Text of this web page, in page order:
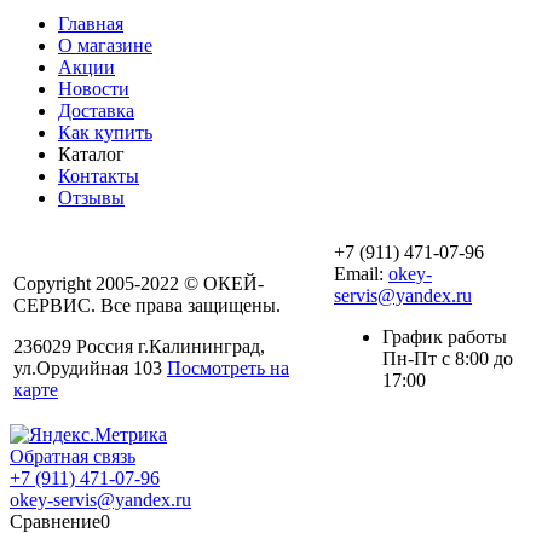
Главная
О магазине
Акции
Новости
Доставка
Как купить
Каталог
Контакты
Отзывы
Copyright 2005-2022 © ОКЕЙ-
СЕРВИС. Все права защищены.
236029 Россия г.Калининград,
ул.Орудийная 103 Посмотреть на
карте
+7 (911) 471-07-96
Email: okey-
servis@yandex.ru
График работы
Пн-Пт с 8:00 до
17:00
Обратная связь
+7 (911) 471-07-96
okey-servis@yandex.ru
Сравнение0